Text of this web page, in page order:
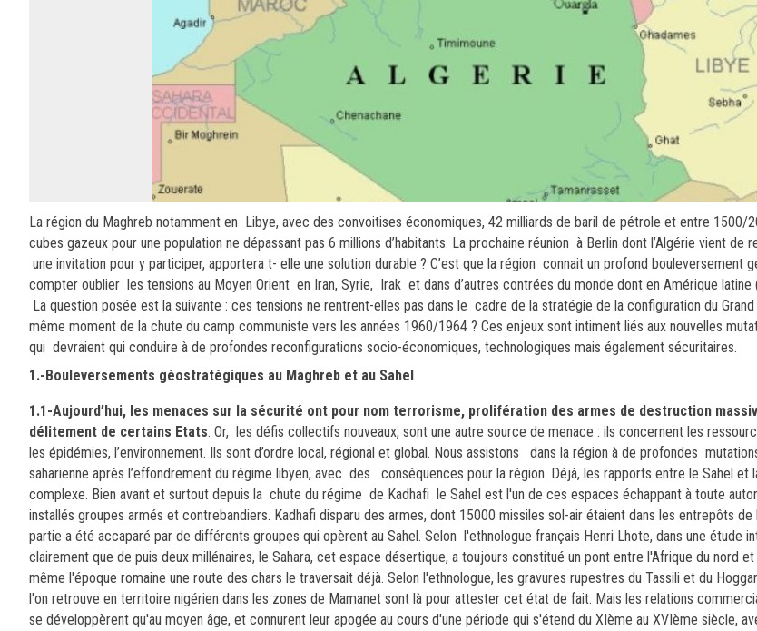
La région du Maghreb notamment en Libye, avec des convoitises économiques, 42 milliards de baril de pétrole et entre 1500/
cubes gazeux pour une population ne dépassant pas 6 millions d’habitants. La prochaine réunion à Berlin dont l’Algérie vient de
une invitation pour y participer, apportera t- elle une solution durable ? C’est que la région connait un profond bouleversement
compter oublier les tensions au Moyen Orient en Iran, Syrie, Irak et dans d’autres contrées du monde dont en Amérique latine
La question posée est la suivante : ces tensions ne rentrent-elles pas dans le cadre de la stratégie de la configuration du Grand
même moment de la chute du camp communiste vers les années 1960/1964 ? Ces enjeux sont intiment liés aux nouvelles
qui devraient qui conduire à de profondes reconfigurations socio-économiques, technologiques mais également sécuritaires.
1.-Bouleversements géostratégiques au Maghreb et au Sahel
1.1-Aujourd’hui, les menaces sur la sécurité ont pour nom terrorisme, prolifération des armes de destruction
délitement de certains Etats. Or, les défis collectifs nouveaux, sont une autre source de menace : ils concernent les
les épidémies, l’environnement. Ils sont d’ordre local, régional et global. Nous assistons dans la région à de profondes
saharienne après l’effondrement du régime libyen, avec des conséquences pour la région. Déjà, les rapports entre le Sahel et
complexe. Bien avant et surtout depuis la chute du régime de Kadhafi le Sahel est l'un de ces espaces échappant à toute
installés groupes armés et contrebandiers. Kadhafi disparu des armes, dont 15000 missiles sol-air étaient dans les entrepôts de
partie a été accaparé par de différents groupes qui opèrent au Sahel. Selon l'ethnologue français Henri Lhote, dans une étude
clairement que de puis deux millénaires, le Sahara, cet espace désertique, a toujours constitué un pont entre l'Afrique du nord
même l'époque romaine une route des chars le traversait déjà. Selon l'ethnologue, les gravures rupestres du Tassili et du
l'on retrouve en territoire nigérien dans les zones de Mamanet sont là pour attester cet état de fait. Mais les relations
se développèrent qu'au moyen âge, et connurent leur apogée au cours d'une période qui s'étend du XIème au XVIème siècle,